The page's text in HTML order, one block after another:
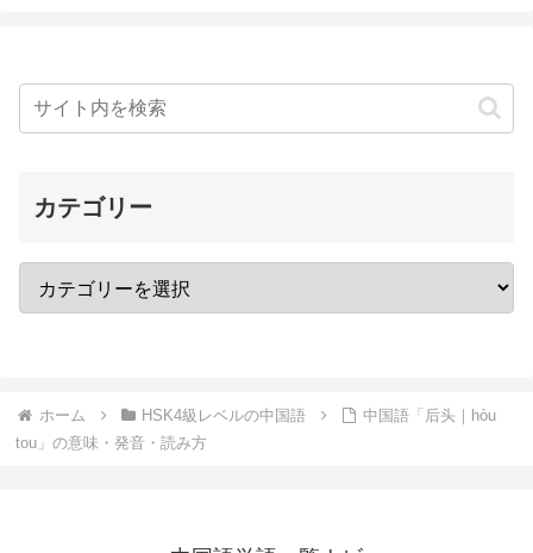
カテゴリー
ホーム HSK4級レベルの中国語
中国語「后头｜hòu
tou」の意味・発音・読み方